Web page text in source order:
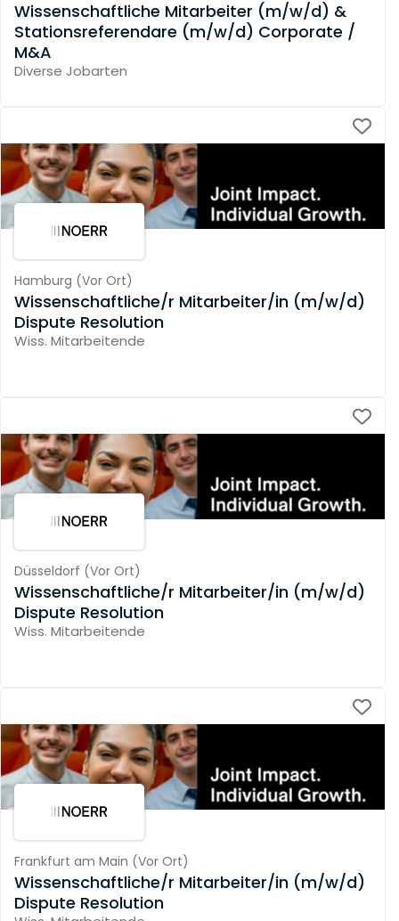
Wissenschaftliche Mitarbeiter (m/w/d) &
Stationsreferendare (m/w/d) Corporate /
M&A
Diverse Jobarten
Hamburg (Vor Ort)
Wissenschaftliche/r Mitarbeiter/in (m/w/d)
Dispute Resolution
Wiss. Mitarbeitende
Düsseldorf (Vor Ort)
Wissenschaftliche/r Mitarbeiter/in (m/w/d)
Dispute Resolution
Wiss. Mitarbeitende
Frankfurt am Main (Vor Ort)
Wissenschaftliche/r Mitarbeiter/in (m/w/d)
Dispute Resolution